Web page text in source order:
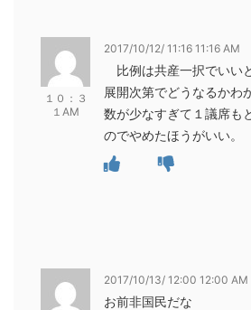
１０：３
１AM
2017/10/12/ 11:16 11:16 AM
比例は共産一択でいい
展開次第でどうなるかわ
数が少なすぎて１議席も
のでやめたほうがいい。
2017/10/13/ 12:00 12:00 AM
お前非国民だな